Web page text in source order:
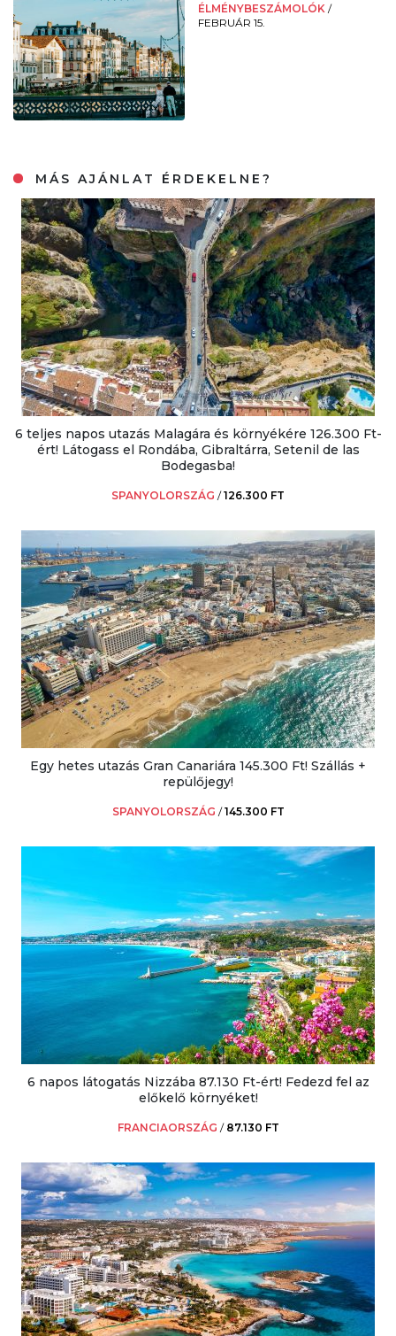
ÉLMÉNYBESZÁMOLÓK /
FEBRUÁR 15.
MÁS AJÁNLAT ÉRDEKELNE?
6 teljes napos utazás Malagára és környékére 126.300 Ft-
ért! Látogass el Rondába, Gibraltárra, Setenil de las
Bodegasba!
SPANYOLORSZÁG /126.300 FT
Egy hetes utazás Gran Canariára 145.300 Ft! Szállás +
repülőjegy!
SPANYOLORSZÁG /145.300 FT
6 napos látogatás Nizzába 87.130 Ft-ért! Fedezd fel az
előkelő környéket!
FRANCIAORSZÁG / 87.130 FT